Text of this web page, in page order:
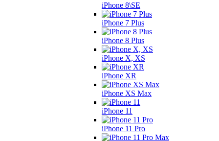
iPhone 8\SE
iPhone 7 Plus
iPhone 8 Plus
iPhone X, XS
iPhone XR
iPhone XS Max
iPhone 11
iPhone 11 Pro